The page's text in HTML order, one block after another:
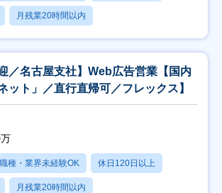
月残業20時間以内
／名古屋支社】Web広告営業【国内
ット」／直行直帰可／フレックス】
職種・業界未経験OK 休日120日以上
月残業20時間以内